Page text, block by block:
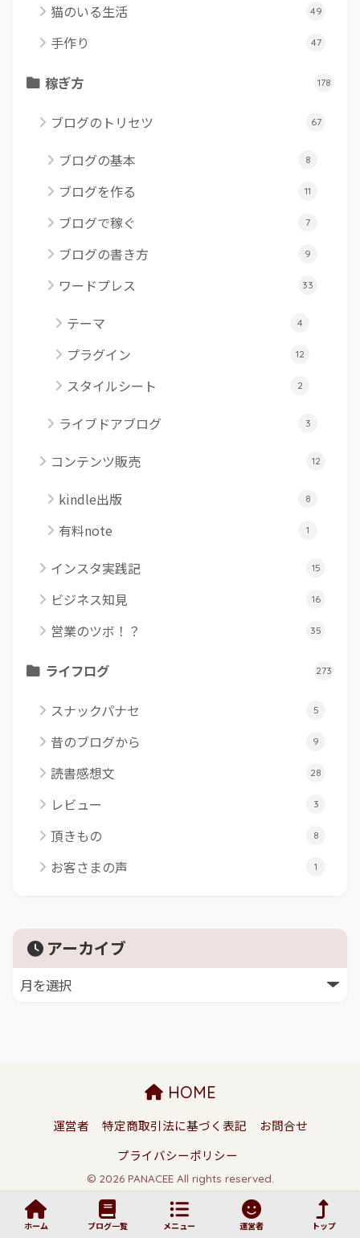
猫のいる生活 49
手作り 47
稼ぎ方 178
ブログのトリセツ 67
ブログの基本 8
ブログを作る 11
ブログで稼ぐ 7
ブログの書き方 9
ワードプレス 33
テーマ 4
プラグイン 12
スタイルシート 2
ライブドアブログ 3
コンテンツ販売 12
kindle出版 8
有料note 1
インスタ実践記 15
ビジネス知見 16
営業のツボ！？ 35
ライフログ 273
スナックパナセ 5
昔のブログから 9
読書感想文 28
レビュー 3
頂きもの 8
お客さまの声 1
アーカイブ
HOME
運営者 特定商取引法に基づく表記
お問合せ
プライバシーポリシー
© 2026 PANACEE All rights reserved.
ホーム ブログ一覧 メニュー 運営者 トップ